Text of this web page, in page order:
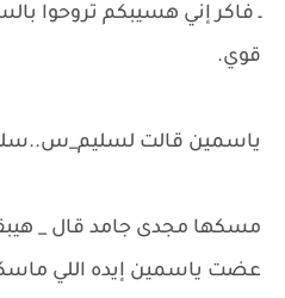
ـ فاكر إني هسيبكم تروحوا
قوي.
ياسمين قالت
مسكها مجدى جامد قال _
عضت ياسمين إيده اللي